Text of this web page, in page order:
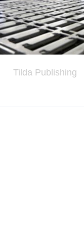
Tilda Publishing